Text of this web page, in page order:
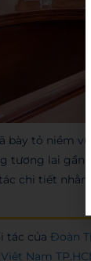
bày tỏ niềm
tương lai
chi tiết
tác của Đoàn
Nam